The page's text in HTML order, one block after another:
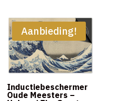
€54,95
Aanbieding!
Inductiebeschermer
Oude Meesters –